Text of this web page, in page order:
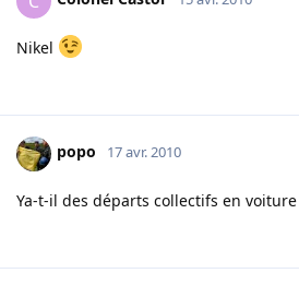
Nikel
popo 17 avr. 2010
Ya-t-il des départs collectifs en voiture